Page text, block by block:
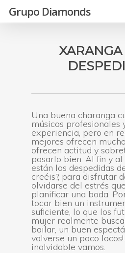
main
Grupo Diamonds
Una buena charanga
músicos profesionales
experiencia, pero en
mejores ofrecen
ofrecen actitud y
pasarlo bien. Al fin y al
están las despedidas
creéis?, para disfrutar
olvidarse del estrés
planificar una boda.
tocar bien un
suficiente, lo que los
mujer realmente
bailar, un buen
volverse un poco
inolvidable vamos.